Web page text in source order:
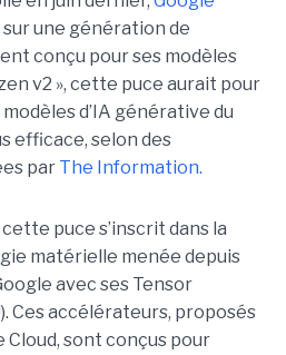
une génération de
conçu pour ses modèles
v2 », cette puce aurait pour
d’IA générative du
efficace, selon des
par The Information.
puce s’inscrit dans la
matérielle menée depuis
avec ses Tensor
Ces accélérateurs, proposés
sont conçus pour